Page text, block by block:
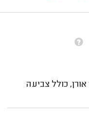
כולל צביעה